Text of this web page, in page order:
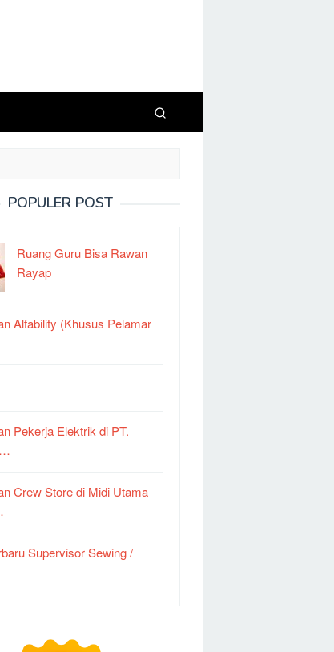
POPULER POST
Ruang Guru Bisa Rawan
Rayap
Alfability (Khusus Pelamar
Pekerja Elektrik di PT.
Crew Store di Midi Utama
Supervisor Sewing /